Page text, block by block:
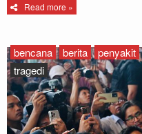
Read more »
bencana berita penyakit
tragedi